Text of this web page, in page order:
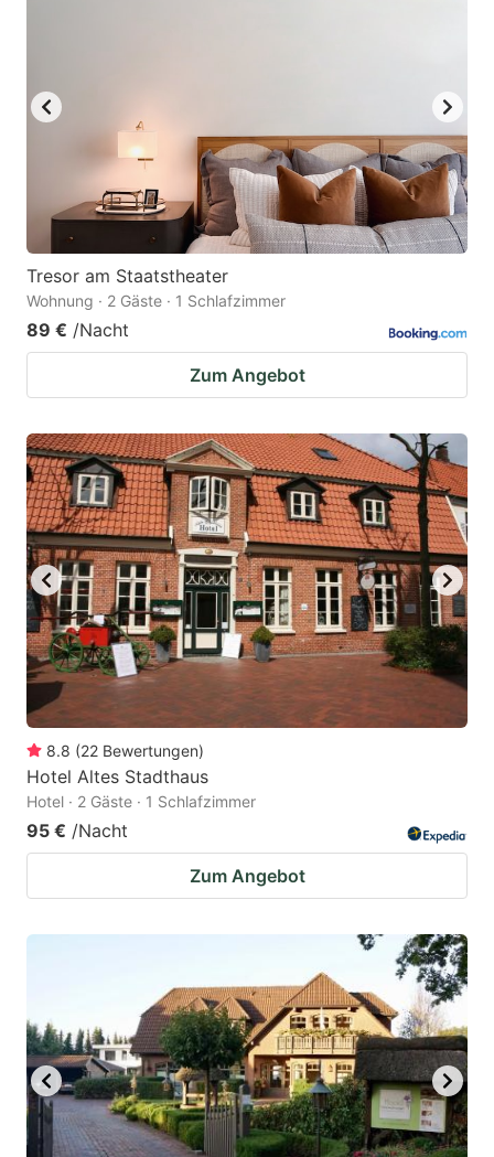
Tresor am Staatstheater
Wohnung · 2 Gäste · 1 Schlafzimmer
89 € /Nacht
Zum Angebot
8.8 (22 Bewertungen)
Hotel Altes Stadthaus
Hotel · 2 Gäste · 1 Schlafzimmer
95 € /Nacht
Zum Angebot